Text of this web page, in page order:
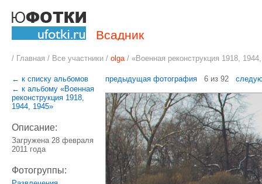
Всадник
/ Главная / Все участники / olga/ «Военная реконструкция 1918,
← к списку альбомов
← к альбому «Военная
реконструкция 1918,
1944, 1945»
Описание:
Загружена 28 февраля
2011 года
Фотогруппы:
предыдущая фотография6 из 92